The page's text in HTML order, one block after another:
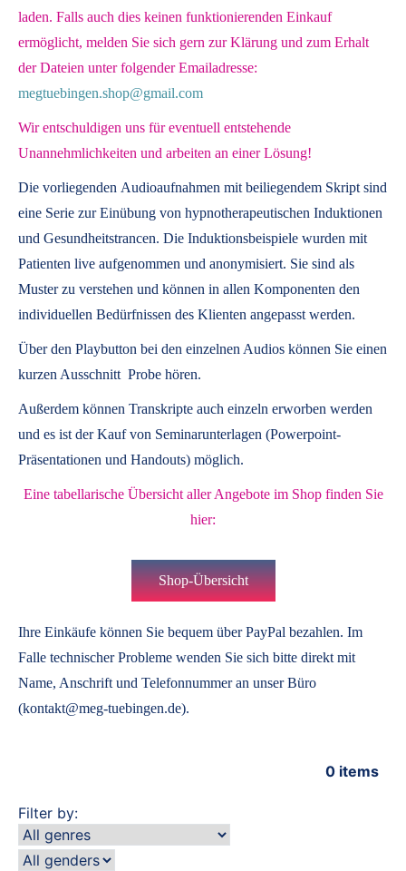
laden. Falls auch dies keinen funktionierenden Einkauf
ermöglicht, melden Sie sich gern zur Klärung und zum Erhalt
der Dateien unter folgender Emailadresse:
megtuebingen.shop@gmail.com
Wir entschuldigen uns für eventuell entstehende
Unannehmlichkeiten und arbeiten an einer Lösung!
Die vorliegenden Audioaufnahmen mit beiliegendem Skript sind
eine Serie zur Einübung von hypnotherapeutischen Induktionen
und Gesundheitstrancen. Die Induktionsbeispiele wurden mit
Patienten live aufgenommen und anonymisiert. Sie sind als
Muster zu verstehen und können in allen Komponenten den
individuellen Bedürfnissen des Klienten angepasst werden.
Über den Playbutton bei den einzelnen Audios können Sie einen
kurzen Ausschnitt Probe hören.
Außerdem können Transkripte auch einzeln erworben werden
und es ist der Kauf von Seminarunterlagen (Powerpoint-
Präsentationen und Handouts) möglich.
Eine tabellarische Übersicht aller Angebote im Shop finden Sie
hier:
Shop-Übersicht
Ihre Einkäufe können Sie bequem über PayPal bezahlen. Im
Falle technischer Probleme wenden Sie sich bitte direkt mit
Name, Anschrift und Telefonnummer an unser Büro
(kontakt@meg-tuebingen.de).
0 items
Filter by: